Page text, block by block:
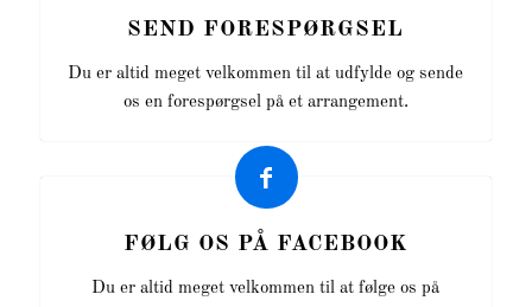
SEND FORESPØRGSEL
Du er altid meget velkommen til at udfylde og sende
os en forespørgsel på et arrangement.
FØLG OS PÅ FACEBOOK
Du er altid meget velkommen til at følge os på